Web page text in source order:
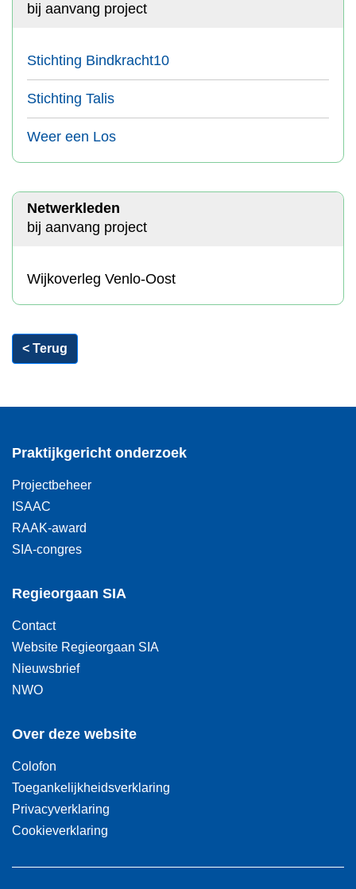
bij aanvang project
Stichting Bindkracht10
Stichting Talis
Weer een Los
Netwerkleden
bij aanvang project
Wijkoverleg Venlo-Oost
< Terug
Praktijkgericht onderzoek
Projectbeheer
ISAAC
RAAK-award
SIA-congres
Regieorgaan SIA
Contact
Website Regieorgaan SIA
Nieuwsbrief
NWO
Over deze website
Colofon
Toegankelijkheidsverklaring
Privacyverklaring
Cookieverklaring